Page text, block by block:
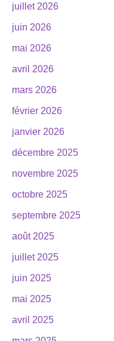
juillet 2026
juin 2026
mai 2026
avril 2026
mars 2026
février 2026
janvier 2026
décembre 2025
novembre 2025
octobre 2025
septembre 2025
août 2025
juillet 2025
juin 2025
mai 2025
avril 2025